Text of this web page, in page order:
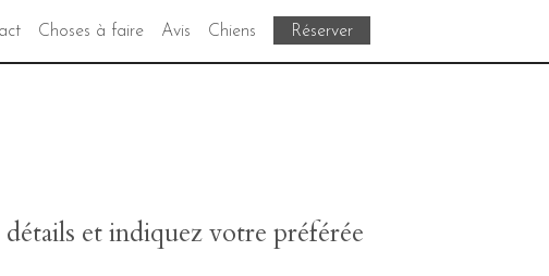
Choses à faire Avis Chiens Réserver
et indiquez votre préférée